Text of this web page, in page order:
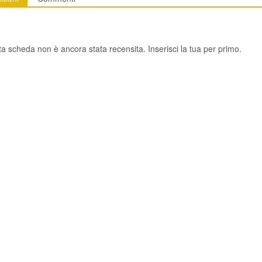
scheda non è ancora stata recensita. Inserisci la tua per primo.